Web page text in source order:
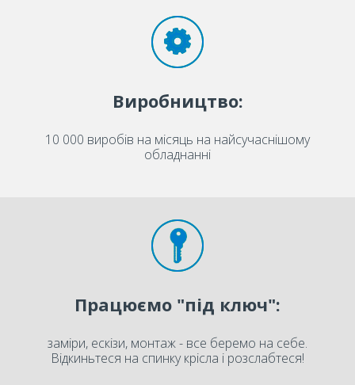
Виробництво:
10 000 виробів на місяць на найсучаснішому
обладнанні
Працюємо "під ключ":
заміри, ескізи, монтаж - все беремо на себе.
Відкиньтеся на спинку крісла і розслабтеся!